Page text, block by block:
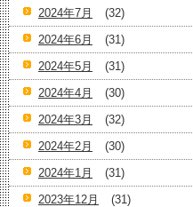
2024年7月
(32)
2024年6月
(31)
2024年5月
(31)
2024年4月
(30)
2024年3月
(32)
2024年2月
(30)
2024年1月
(31)
2023年12月
(31)